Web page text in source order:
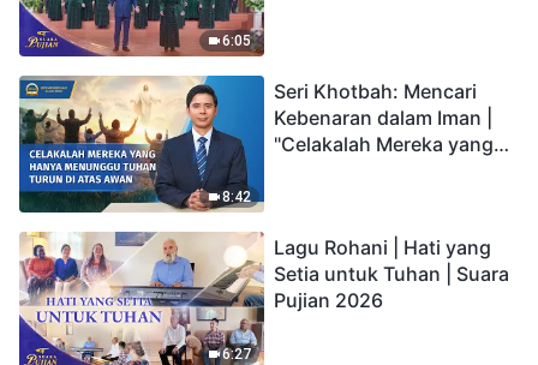
6:05
8:42
Seri Khotbah: Mencari
Kebenaran dalam Iman |
"Celakalah Mereka yang
6:27
Lagu Rohani | Hati yang
Setia untuk Tuhan | Suara
Pujian 2026